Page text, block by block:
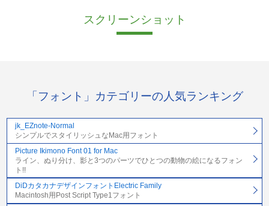
スクリーンショット
「フォント」カテゴリーの人気ランキング
jk_EZnote-Normal
シンプルでスタイリッシュなMac用フォント
Picture Ikimono Font 01 for Mac
ライン、ぬり分け、影と3つのパーツでひとつの動物の絵になるフォン
ト!!
DiDカタカナデザインフォントElectric Family
Macintosh用Post Script Type1フォント